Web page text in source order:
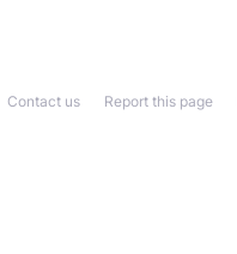
Report this page
Contact us